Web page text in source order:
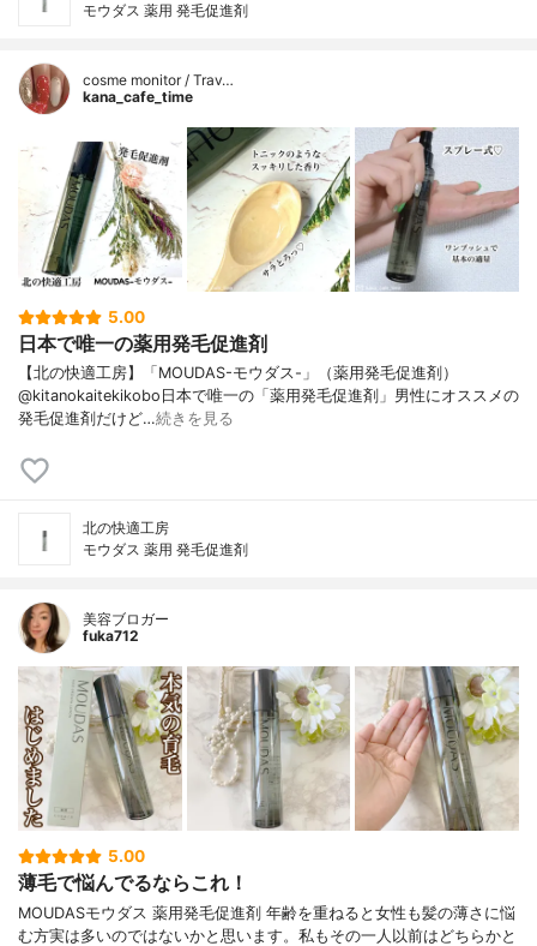
モウダス 薬用 発毛促進剤
cosme monitor / Trav…
kana_cafe_time
5.00
日本で唯一の薬用発毛促進剤
【北の快適工房】「MOUDAS-モウダス-」（薬用発毛促進剤）
@kitanokaitekikobo日本で唯一の「薬用発毛促進剤」男性にオススメの
発毛促進剤だけど…続きを見る
北の快適工房
モウダス 薬用 発毛促進剤
美容ブロガー
fuka712
5.00
薄毛で悩んでるならこれ！
MOUDASモウダス 薬用発毛促進剤 年齢を重ねると女性も髪の薄さに悩
む方実は多いのではないかと思います。私もその一人以前はどちらかと